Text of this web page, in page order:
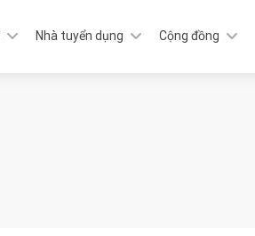
Nhà tuyển dụng Cộng đồng